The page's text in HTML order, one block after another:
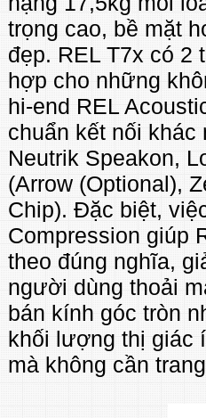
trọng cao, bề mặt
đẹp. REL T7x có 2
hợp cho những
hi-end REL
chuẩn kết nối khác
Neutrik Speakon,
(Arrow (Optional),
Chip). Đặc biệt,
Compression giúp
theo đúng nghĩa,
người dùng thoải
bán kính góc tròn
khối lượng thị giác
mà không cần